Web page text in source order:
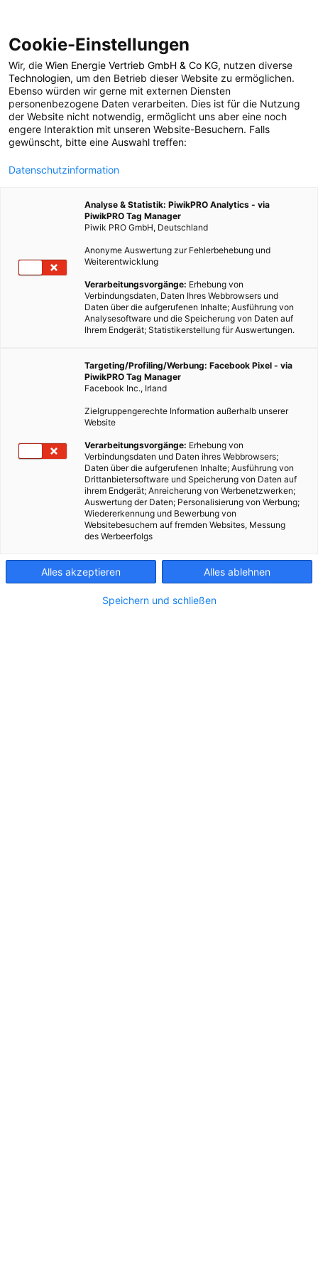
POSTS BY TAG
mittelzehrer
1 BEITRAG
Cookie-Einstellungen
Wir, die Wien Energie Vertrieb GmbH & Co KG, nutzen diverse
Technologien, um den Betrieb dieser Website zu ermöglichen.
Ebenso würden wir gerne mit externen Diensten
personenbezogene Daten verarbeiten. Dies ist für die Nutzung
der Website nicht notwendig, ermöglicht uns aber eine noch
engere Interaktion mit unseren Website-Besuchern. Falls
gewünscht, bitte eine Auswahl treffen:
Datenschutzinformation
Analyse & Statistik: PiwikPRO Analytics - via
PiwikPRO Tag Manager
Piwik PRO GmbH, Deutschland
Anonyme Auswertung zur Fehlerbehebung und
Weiterentwicklung
Verarbeitungsvorgänge: Erhebung von
Verbindungsdaten, Daten Ihres Webbrowsers und
Daten über die aufgerufenen Inhalte; Ausführung von
Analysesoftware und die Speicherung von Daten auf
Ihrem Endgerät; Statistikerstellung für Auswertungen.
Targeting/Profiling/Werbung: Facebook Pixel - via
PiwikPRO Tag Manager
Facebook Inc., Irland
Zielgruppengerechte Information außerhalb unserer
Website
Verarbeitungsvorgänge: Erhebung von
Verbindungsdaten und Daten ihres Webbrowsers;
Daten über die aufgerufenen Inhalte; Ausführung von
Drittanbietersoftware und Speicherung von Daten auf
ihrem Endgerät; Anreicherung von Werbenetzwerken;
Auswertung der Daten; Personalisierung von Werbung;
Wiedererkennung und Bewerbung von
Websitebesuchern auf fremden Websites, Messung
des Werbeerfolgs
Alles akzeptieren Alles ablehnen
Speichern und schließen